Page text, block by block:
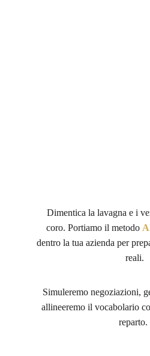
Dimentica la lavagna e i
coro. Portiamo il metodo
dentro la tua azienda per
reali.
Simuleremo negoziazioni,
allineeremo il vocabolario
reparto.